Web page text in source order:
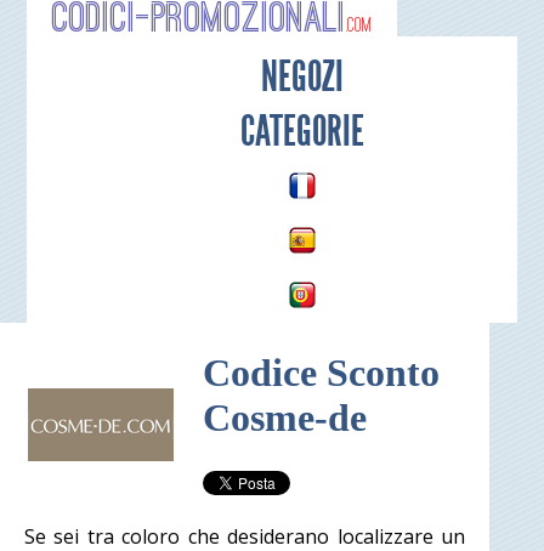
Codici-
NEGOZI
CATEGORIE
Codice Sconto
Cosme-de
Se sei tra coloro che desiderano localizzare un